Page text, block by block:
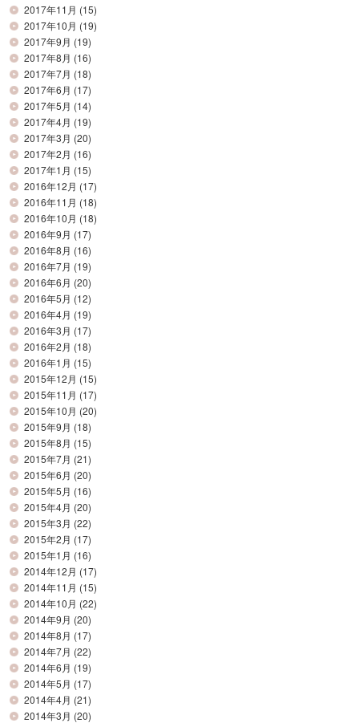
2017年11月 (15)
2017年10月 (19)
2017年9月 (19)
2017年8月 (16)
2017年7月 (18)
2017年6月 (17)
2017年5月 (14)
2017年4月 (19)
2017年3月 (20)
2017年2月 (16)
2017年1月 (15)
2016年12月 (17)
2016年11月 (18)
2016年10月 (18)
2016年9月 (17)
2016年8月 (16)
2016年7月 (19)
2016年6月 (20)
2016年5月 (12)
2016年4月 (19)
2016年3月 (17)
2016年2月 (18)
2016年1月 (15)
2015年12月 (15)
2015年11月 (17)
2015年10月 (20)
2015年9月 (18)
2015年8月 (15)
2015年7月 (21)
2015年6月 (20)
2015年5月 (16)
2015年4月 (20)
2015年3月 (22)
2015年2月 (17)
2015年1月 (16)
2014年12月 (17)
2014年11月 (15)
2014年10月 (22)
2014年9月 (20)
2014年8月 (17)
2014年7月 (22)
2014年6月 (19)
2014年5月 (17)
2014年4月 (21)
2014年3月 (20)